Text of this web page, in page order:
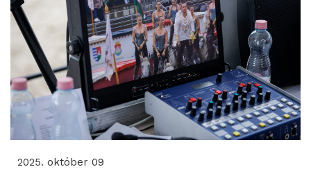
2025. október 09